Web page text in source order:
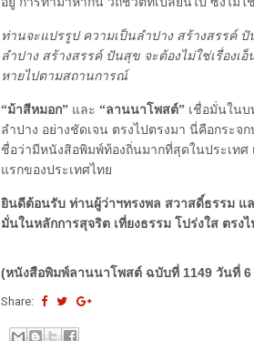
ท่านจะแปรรูป ความเป็นลำปาง สร้างสรรค์
ลำปาง สร้างสรรค์ ปันสุข จะต้องไม่ใช่เรื่องเ
หายไปตามสถานการณ์
“ม้าสีหมอก” และ “ลานนาโพสต์” เชื่อมั่นในบ
ลำปาง อย่างชัดเจน ตรงไปตรงมา นี่คือกระจ
ชื่อว่ามีหนังสิอพิมพ์ท้องถิ่นมากที่สุดในประเทศ
แรกของประเทศไทย
ยินดีต้อนรับ ท่านผู้ว่าฯทรงพล สวาสดิ์ธรรม แ
มั่นในหลักการสุจริต เที่ยงธรรม โปร่งใส ตรง
(หนังสือพิมพ์ลานนาโพสต์ ฉบับที่ 1149 วันที่ 6
Share: